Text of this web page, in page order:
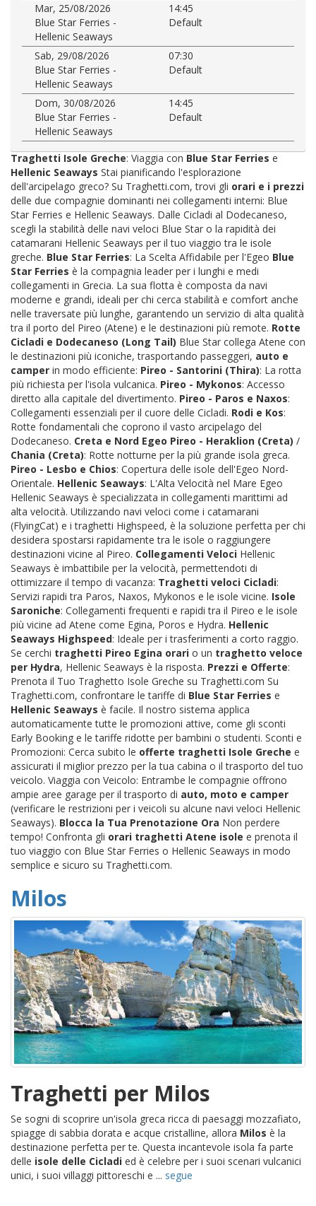
Mar, 25/08/2026
14:45
Blue Star Ferries -
Hellenic Seaways
Default
Sab, 29/08/2026
07:30
Blue Star Ferries -
Hellenic Seaways
Default
Dom, 30/08/2026
14:45
Blue Star Ferries -
Hellenic Seaways
Default
Traghetti Isole Greche: Viaggia con Blue Star Ferries e
Hellenic Seaways Stai pianificando l'esplorazione
dell'arcipelago greco? Su Traghetti.com, trovi gli orari e i prezzi
delle due compagnie dominanti nei collegamenti interni: Blue
Star Ferries e Hellenic Seaways. Dalle Cicladi al Dodecaneso,
scegli la stabilità delle navi veloci Blue Star o la rapidità dei
catamarani Hellenic Seaways per il tuo viaggio tra le isole
greche. Blue Star Ferries: La Scelta Affidabile per l'Egeo Blue
Star Ferries è la compagnia leader per i lunghi e medi
collegamenti in Grecia. La sua flotta è composta da navi
moderne e grandi, ideali per chi cerca stabilità e comfort anche
nelle traversate più lunghe, garantendo un servizio di alta qualità
tra il porto del Pireo (Atene) e le destinazioni più remote. Rotte
Cicladi e Dodecaneso (Long Tail) Blue Star collega Atene con
le destinazioni più iconiche, trasportando passeggeri, auto e
camper in modo efficiente: Pireo - Santorini (Thira): La rotta
più richiesta per l'isola vulcanica. Pireo - Mykonos: Accesso
diretto alla capitale del divertimento. Pireo - Paros e Naxos:
Collegamenti essenziali per il cuore delle Cicladi. Rodi e Kos:
Rotte fondamentali che coprono il vasto arcipelago del
Dodecaneso. Creta e Nord Egeo Pireo - Heraklion (Creta) /
Chania (Creta): Rotte notturne per la più grande isola greca.
Pireo - Lesbo e Chios: Copertura delle isole dell'Egeo Nord-
Orientale. Hellenic Seaways: L'Alta Velocità nel Mare Egeo
Hellenic Seaways è specializzata in collegamenti marittimi ad
alta velocità. Utilizzando navi veloci come i catamarani
(FlyingCat) e i traghetti Highspeed, è la soluzione perfetta per chi
desidera spostarsi rapidamente tra le isole o raggiungere
destinazioni vicine al Pireo. Collegamenti Veloci Hellenic
Seaways è imbattibile per la velocità, permettendoti di
ottimizzare il tempo di vacanza: Traghetti veloci Cicladi:
Servizi rapidi tra Paros, Naxos, Mykonos e le isole vicine. Isole
Saroniche: Collegamenti frequenti e rapidi tra il Pireo e le isole
più vicine ad Atene come Egina, Poros e Hydra. Hellenic
Seaways Highspeed: Ideale per i trasferimenti a corto raggio.
Se cerchi traghetti Pireo Egina orari o un traghetto veloce
per Hydra, Hellenic Seaways è la risposta. Prezzi e Offerte:
Prenota il Tuo Traghetto Isole Greche su Traghetti.com Su
Traghetti.com, confrontare le tariffe di Blue Star Ferries e
Hellenic Seaways è facile. Il nostro sistema applica
automaticamente tutte le promozioni attive, come gli sconti
Early Booking e le tariffe ridotte per bambini o studenti. Sconti e
Promozioni: Cerca subito le offerte traghetti Isole Greche e
assicurati il miglior prezzo per la tua cabina o il trasporto del tuo
veicolo. Viaggia con Veicolo: Entrambe le compagnie offrono
ampie aree garage per il trasporto di auto, moto e camper
(verificare le restrizioni per i veicoli su alcune navi veloci Hellenic
Seaways). Blocca la Tua Prenotazione Ora Non perdere
tempo! Confronta gli orari traghetti Atene isole e prenota il
tuo viaggio con Blue Star Ferries o Hellenic Seaways in modo
semplice e sicuro su Traghetti.com.
Milos
Traghetti per Milos
Se sogni di scoprire un'isola greca ricca di paesaggi mozzafiato,
spiagge di sabbia dorata e acque cristalline, allora Milos è la
destinazione perfetta per te. Questa incantevole isola fa parte
delle isole delle Cicladi ed è celebre per i suoi scenari vulcanici
unici, i suoi villaggi pittoreschi e ... segue